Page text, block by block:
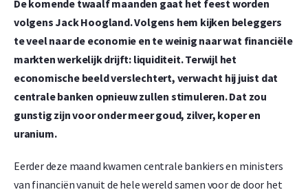
De komende twaalf maanden gaat het feest worden
volgens Jack Hoogland. Volgens hem kijken beleggers
te veel naar de economie en te weinig naar wat financiële
markten werkelijk drijft: liquiditeit. Terwijl het
economische beeld verslechtert, verwacht hij juist dat
centrale banken opnieuw zullen stimuleren. Dat zou
gunstig zijn voor onder meer goud, zilver, koper en
uranium.
Eerder deze maand kwamen centrale bankiers en ministers
van financiën vanuit de hele wereld samen voor de door het